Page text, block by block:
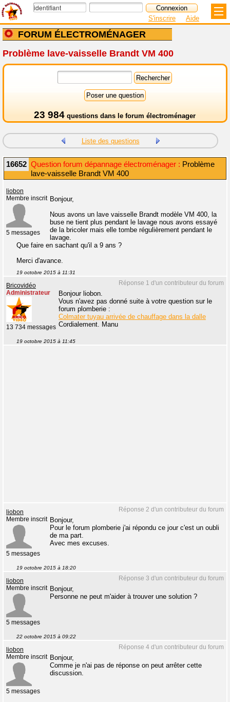
FORUM ÉLECTROMÉNAGER
S'inscrire Aide
Problème lave-vaisselle Brandt VM 400
23 984 questions dans le forum électroménager
Liste des questions
16652 Question forum dépannage électroménager : Problème
lave-vaisselle Brandt VM 400
liobon
Membre inscrit
5 messages
Bonjour,
Nous avons un lave vaisselle Brandt modèle VM 400, la
buse ne tient plus pendant le lavage nous avons essayé
de la bricoler mais elle tombe régulièrement pendant le
lavage.
Que faire en sachant qu'il a 9 ans ?
Merci d'avance.
19 octobre 2015 à 11:31
Réponse 1 d'un contributeur du forum
Bricovidéo
Administrateur
13 734 messages
Bonjour liobon.
Vous n'avez pas donné suite à votre question sur le
forum plomberie :
Colmater tuyau arrivée de chauffage dans la dalle
Cordialement. Manu
19 octobre 2015 à 11:45
Réponse 2 d'un contributeur du forum
liobon
Membre inscrit
5 messages
Bonjour,
Pour le forum plomberie j'ai répondu ce jour c'est un oubli
de ma part.
Avec mes excuses.
19 octobre 2015 à 18:20
Réponse 3 d'un contributeur du forum
liobon
Membre inscrit
5 messages
Bonjour,
Personne ne peut m'aider à trouver une solution ?
22 octobre 2015 à 09:22
Réponse 4 d'un contributeur du forum
liobon
Membre inscrit
5 messages
Bonjour,
Comme je n'ai pas de réponse on peut arrêter cette
discussion.